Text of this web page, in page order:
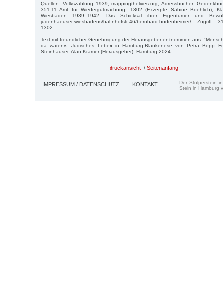
Quellen: Volkszählung 1939, mappingthelives.org; Adressbücher;
351-11 Amt für Wiedergutmachung, 1302 (Exzerpte Sabine Boehlich);
Wiesbaden 1939–1942. Das Schicksal ihrer Eigentümer und
judenhaeuser-wiesbadens/bahnhofstr-46/bernhard-bodenheimer/, Zugriff:
1302.
Text mit freundlicher Genehmigung der Herausgeber entnommen aus:
da waren«: Jüdisches Leben in Hamburg-Blankenese von Petra Bopp
Steinhäuser, Alan Kramer (Herausgeber), Hamburg 2024.
druckansicht / Seitenanfang
IMPRESSUM / DATENSCHUTZ KONTAKT
Der Stolperstein
Stein in Hamburg